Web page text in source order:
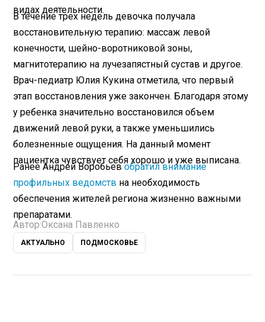
видах деятельности.
В течение трех недель девочка получала
восстановительную терапию: массаж левой
конечности, шейно-воротниковой зоны,
магнитотерапию на лучезапястный сустав и другое.
Врач-педиатр Юлия Кукина отметила, что первый
этап восстановления уже закончен. Благодаря этому
у ребенка значительно восстановился объем
движений левой руки, а также уменьшились
болезненные ощущения. На данный момент
пациентка чувствует себя хорошо и уже выписана.
Ранее Андрей Воробьевобратил внимание
профильных ведомств на необходимость
обеспечения жителей региона жизненно важными
препаратами.
Автор:Оксана Павленко
АКТУАЛЬНО ПОДМОСКОВЬЕ